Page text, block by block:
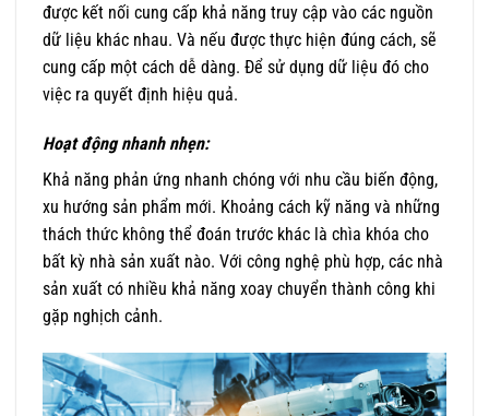
được kết nối cung cấp khả năng truy cập vào các nguồn
dữ liệu khác nhau. Và nếu được thực hiện đúng cách, sẽ
cung cấp một cách dễ dàng. Để sử dụng dữ liệu đó cho
việc ra quyết định hiệu quả.
Hoạt động nhanh nhẹn:
Khả năng phản ứng nhanh chóng với nhu cầu biến động,
xu hướng sản phẩm mới. Khoảng cách kỹ năng và những
thách thức không thể đoán trước khác là chìa khóa cho
bất kỳ nhà sản xuất nào. Với công nghệ phù hợp, các nhà
sản xuất có nhiều khả năng xoay chuyển thành công khi
gặp nghịch cảnh.